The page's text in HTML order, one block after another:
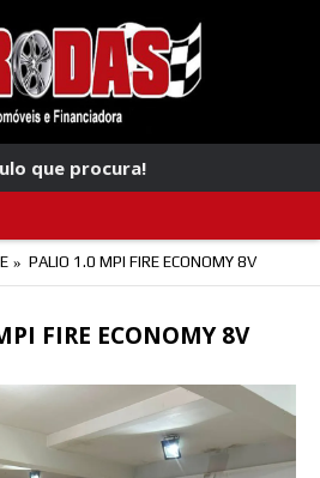
PALIO 1.0 MPI FIRE ECONOMY 8V
FIRE ECONOMY 8V